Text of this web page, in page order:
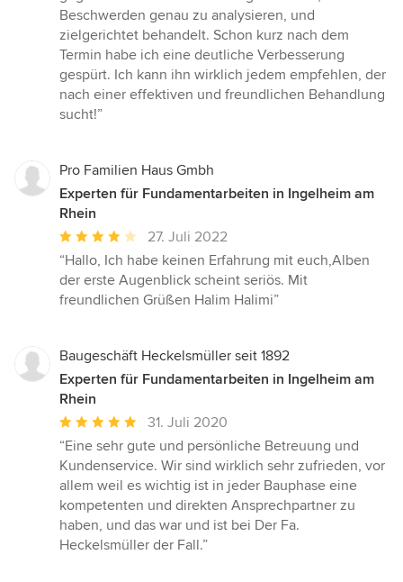
Beschwerden genau zu analysieren, und
zielgerichtet behandelt. Schon kurz nach dem
Termin habe ich eine deutliche Verbesserung
gespürt. Ich kann ihn wirklich jedem empfehlen, der
nach einer effektiven und freundlichen Behandlung
sucht!”
Pro Familien Haus Gmbh
Experten für Fundamentarbeiten in Ingelheim am
Rhein
Durchschnittliche
Bewertung:
4
von
27. Juli 2022
“Hallo, Ich habe keinen Erfahrung mit euch,Alben
der erste Augenblick scheint seriös. Mit
freundlichen Grüßen Halim Halimi”
Baugeschäft Heckelsmüller seit 1892
Experten für Fundamentarbeiten in Ingelheim am
Rhein
Durchschnittliche
Bewertung:
5
von
5
Sternen
31. Juli 2020
“Eine sehr gute und persönliche Betreuung und
Kundenservice. Wir sind wirklich sehr zufrieden, vor
allem weil es wichtig ist in jeder Bauphase eine
kompetenten und direkten Ansprechpartner zu
haben, und das war und ist bei Der Fa.
Heckelsmüller der Fall.”